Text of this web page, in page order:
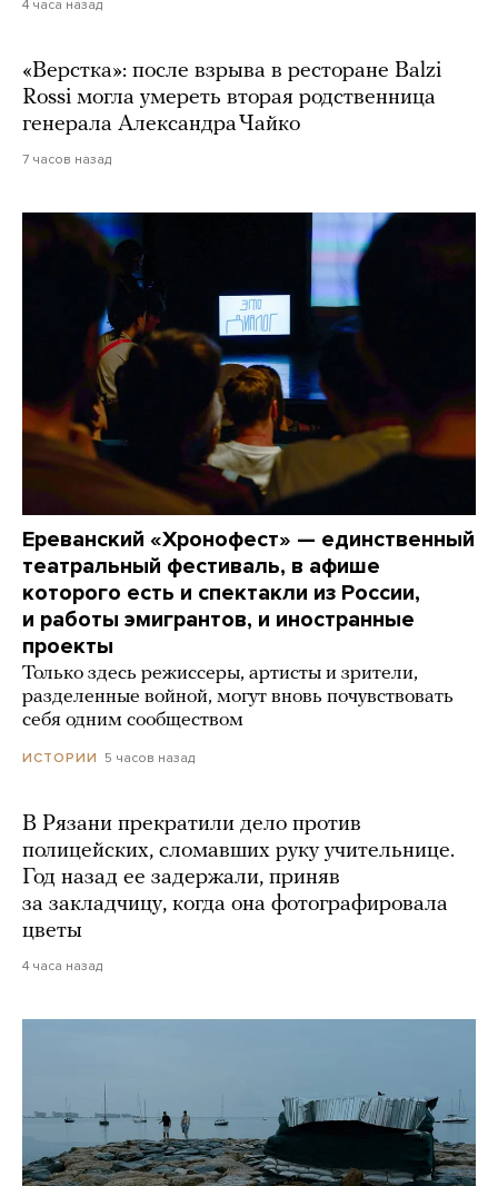
4 часа назад
«Верстка»: после взрыва в ресторане Balzi
Rossi могла умереть вторая родственница
генерала Александра Чайко
7 часов назад
Ереванский «Хронофест» — единственный
театральный фестиваль, в афише
которого есть и спектакли из России,
и работы эмигрантов, и иностранные
проекты
Только здесь режиссеры, артисты и зрители,
разделенные войной, могут вновь почувствовать
себя одним сообществом
ИСТОРИИ 5 часов назад
В Рязани прекратили дело против
полицейских, сломавших руку учительнице.
Год назад ее задержали, приняв
за закладчицу, когда она фотографировала
цветы
4 часа назад